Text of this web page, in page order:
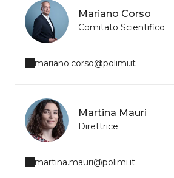
Mariano Corso
Comitato Scientifico
mariano.corso@polimi.it
Martina Mauri
Direttrice
martina.mauri@polimi.it